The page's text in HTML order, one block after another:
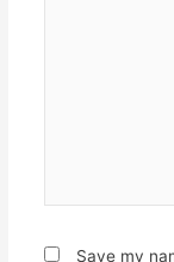
Save my